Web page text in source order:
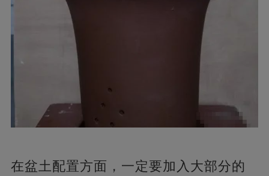
在盆土配置方面，一定要加入大部分的